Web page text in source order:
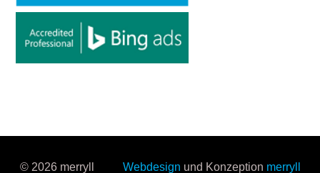
© 2026 merryll Webdesign und Konzeption merryll